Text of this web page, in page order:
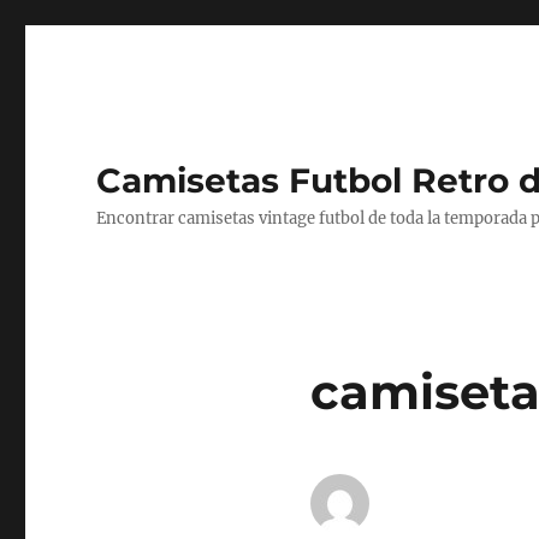
Camisetas Futbol Retro
Encontrar camisetas vintage futbol de toda la temporada